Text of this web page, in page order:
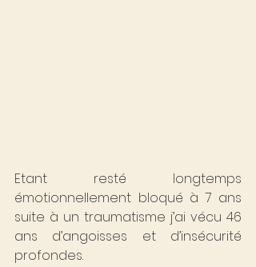
Etant resté longtemps
émotionnellement bloqué à 7 ans
suite à un traumatisme j’ai vécu 46
ans d’angoisses et d’insécurité
profondes.